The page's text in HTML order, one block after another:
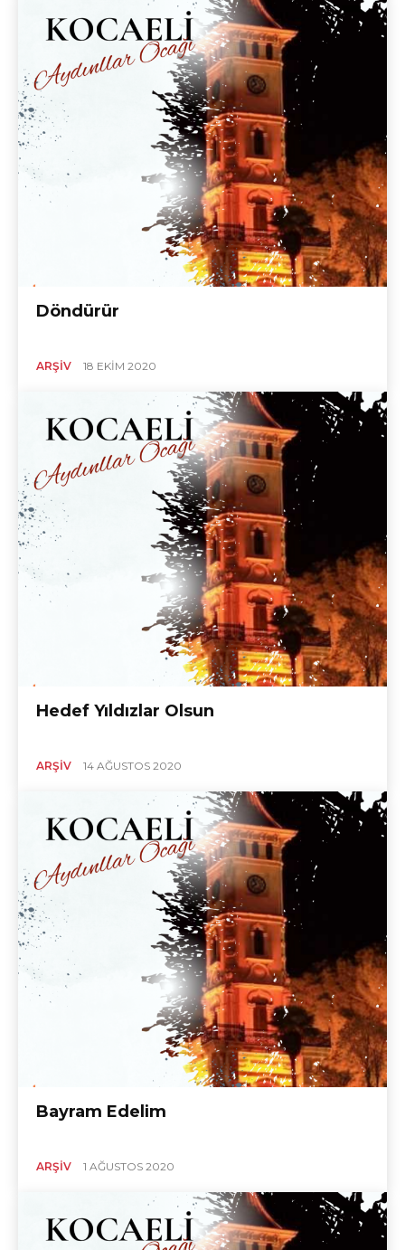
Döndürür
ARŞIV 18 EKIM 2020
Hedef Yıldızlar Olsun
ARŞIV 14 AĞUSTOS 2020
Bayram Edelim
ARŞIV 1 AĞUSTOS 2020